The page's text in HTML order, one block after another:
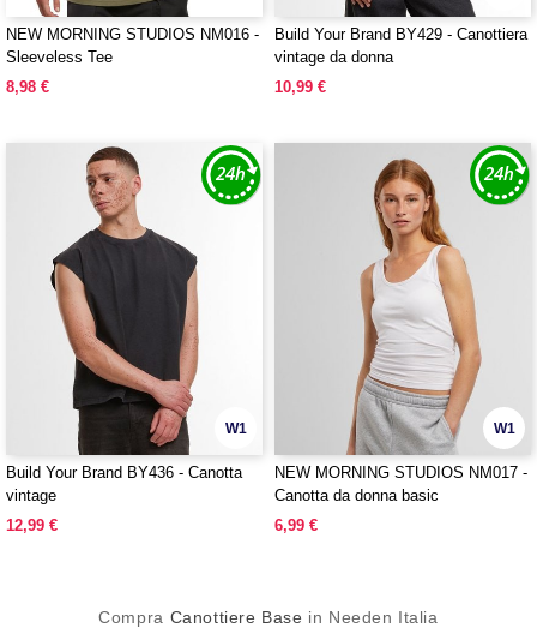
NEW MORNING STUDIOS NM016 -
Sleeveless Tee
8,98 €
Build Your Brand BY429 - Canottiera
vintage da donna
10,99 €
W1
Build Your Brand BY436 - Canotta
vintage
12,99 €
W1
NEW MORNING STUDIOS NM017 -
Canotta da donna basic
6,99 €
Compra Canottiere Base in Needen Italia